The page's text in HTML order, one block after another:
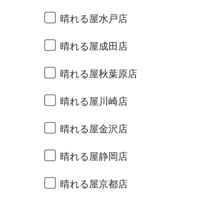
晴れる屋水戸店
晴れる屋成田店
晴れる屋秋葉原店
晴れる屋川崎店
晴れる屋金沢店
晴れる屋静岡店
晴れる屋京都店